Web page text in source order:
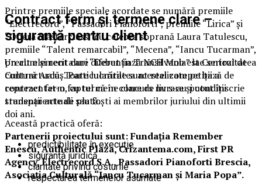
Printre premiile speciale acordate se numără premiile
“Electrecord”, “Passadori Pianoforti”, premiile “Lirica” și
“Opera Masterclass” cu celebra soprană Laura Tatulescu,
premiile “Talent remarcabil”, “Mecena”, “Iancu Tucarman”,
precum și recitaluri “Debut în Transilvania” la Centrul de
Cultură Arcuș. Particularitatea acestei competiții a
reprezentat-o faptul că în concurs nu s-au putut înscrie
studenții actuali sau foști ai membrilor juriului din ultimii
doi ani.
Partenerii proiectului sunt: Fundația Remember
Enescu, Authentic Plaza, Crizantema.com, First PR
Agency, Electrecord S.A., Passadori Pianoforti Brescia,
Asociația Culturală “Iancu Tucarman și Maria Popa”.
Contract ferm și termene clare –
siguranță pentru client
Un alt element care diferențiază NCH Mob este seriozitatea
contractuală. Toate lucrările sunt realizate pe bază de
contract ferm, cu termene clare de livrare și condiții
transparente de plată.
Această practică oferă:
predictibilitate în execuție
siguranță juridică
claritate privind costurile
respectarea termenelor asumate